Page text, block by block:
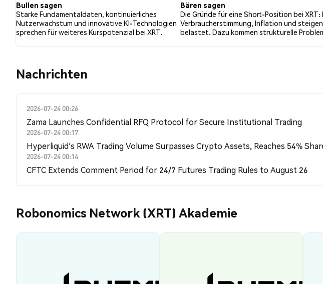
Bullen sagen
Starke Fundamentaldaten, kontinuierliches
Nutzerwachstum und innovative KI-Technologien
sprechen für weiteres Kurspotenzial bei XRT.
Bären sagen
Die Gründe für eine Short-Position bei
Verbraucherstimmung, Inflation und
belastet. Dazu kommen strukturelle
Nachrichten
2026-07-24 00:26
Zama Launches Confidential RFQ Protocol for Secure Institutional Trading
2026-07-24 00:17
Hyperliquid's RWA Trading Volume Surpasses Crypto Assets, Reaches 54%
2026-07-24 00:14
CFTC Extends Comment Period for 24/7 Futures Trading Rules to August 26
Robonomics Network (XRT) Akademie